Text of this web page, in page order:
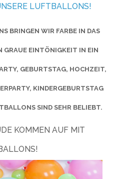
LUFTBALLONS!
BRINGEN WIR FARBE IN DAS
GRAUE EINTÖNIGKEIT IN EIN
GEBURTSTAG, HOCHZEIT,
KINDERGEBURTSTAG
SIND SEHR BELIEBT.
KOMMEN AUF MIT